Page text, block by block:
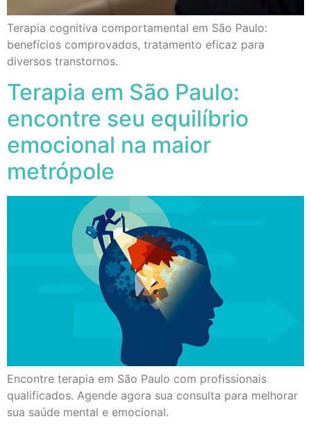
Terapia cognitiva comportamental em São Paulo:
benefícios comprovados, tratamento eficaz para
diversos transtornos.
Terapia em São Paulo:
encontre seu equilíbrio
emocional na maior
metrópole
Encontre terapia em São Paulo com profissionais
qualificados. Agende agora sua consulta para melhorar
sua saúde mental e emocional.